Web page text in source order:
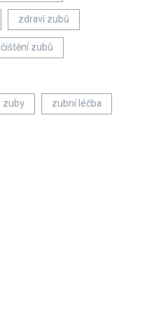
zdraví zubů
čištění zubů
zuby
zubní léčba